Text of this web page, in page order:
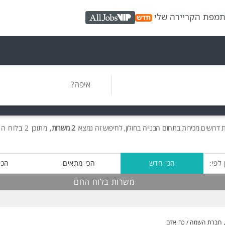
מפת הקריירה שלי AllJobs VIP
איפה?
דרושים מכירות בתחום הבנייה בחולון, לחיפוש זה נמצאו2 משרות , מתוכן 2 בלוח החם חינם!
לפי: הכי חדש הכי מתאים
משרות בלוח החם
חברת השמה / כח אדם